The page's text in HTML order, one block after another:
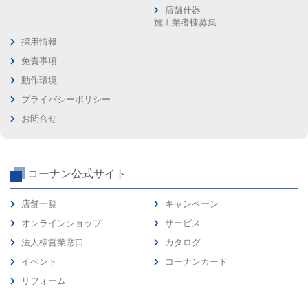
店舗什器
施工業者様募集
採用情報
免責事項
動作環境
プライバシーポリシー
お問合せ
コーナン公式サイト
店舗一覧
オンラインショップ
法人様営業窓口
イベント
リフォーム
キャンペーン
サービス
カタログ
コーナンカード